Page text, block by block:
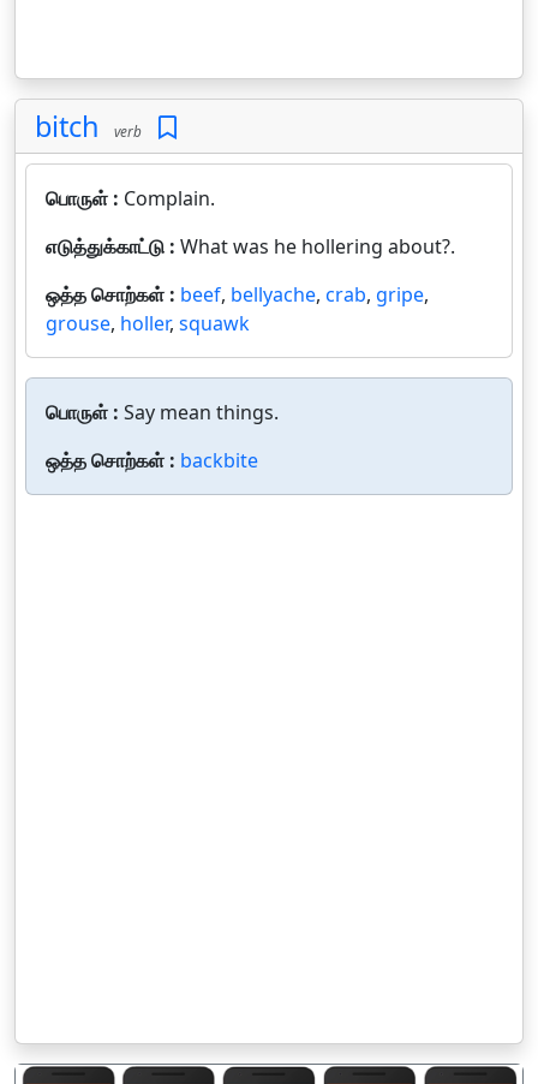
bitch verb
பொருள் : Complain.
எடுத்துக்காட்டு : What was he hollering about?.
ஒத்த சொற்கள் : beef, bellyache, crab, gripe,
grouse, holler, squawk
பொருள் : Say mean things.
ஒத்த சொற்கள் : backbite